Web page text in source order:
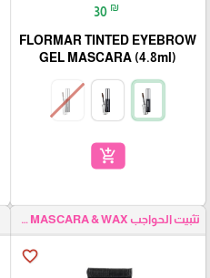
30 ₪
FLORMAR TINTED EYEBROW
GEL MASCARA (4.8ml)
add_shopping_cart
تثبيت الحواجب EYEBROW MASCARA & WAX
favorite_border